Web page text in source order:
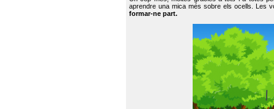
aprendre una mica més sobre els ocells. Les
formar-ne part.